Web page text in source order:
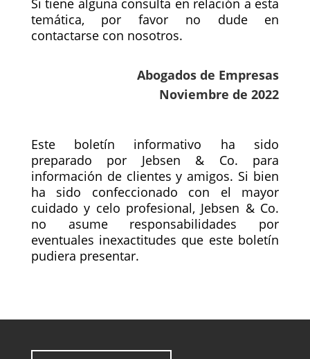
Si tiene alguna consulta en relación a esta
temática, por favor no dude en
contactarse con nosotros.
Abogados de Empresas
Noviembre de 2022
Este boletín informativo ha sido
preparado por Jebsen & Co. para
información de clientes y amigos. Si bien
ha sido confeccionado con el mayor
cuidado y celo profesional, Jebsen & Co.
no asume responsabilidades por
eventuales inexactitudes que este boletín
pudiera presentar.